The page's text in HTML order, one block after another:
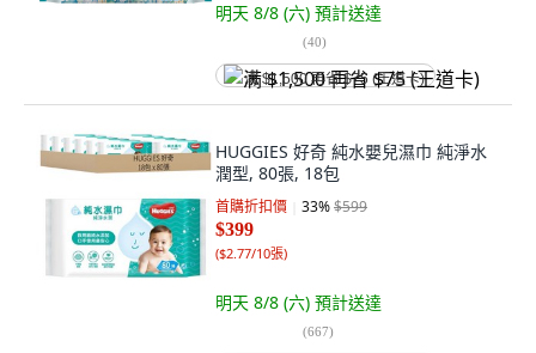
明天 8/8 (六) 預計送達
(40)
满 $1,500 再省 $75 (王道卡)
HUGGIES 好奇 純水嬰兒濕巾 純淨水
潤型, 80張, 18包
首購折扣價 33%$599
$399
($2.77/10張)
明天 8/8 (六) 預計送達
(667)